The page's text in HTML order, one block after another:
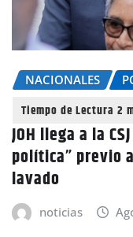
NACIONALES
JOH llega a la
política” previo
lavado
noticias